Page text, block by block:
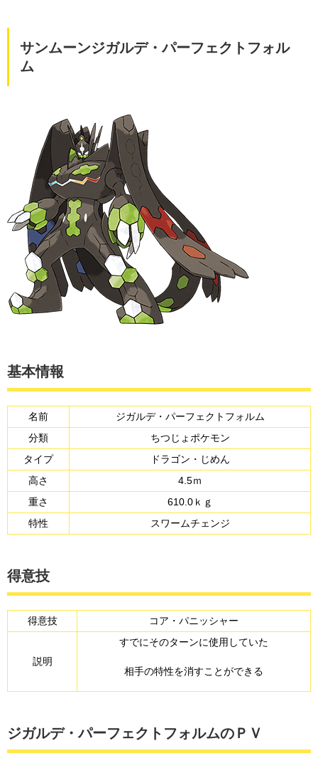
サンムーンジガルデ・パーフェクトフォル
ム
基本情報
名前
ジガルデ・パーフェクトフォルム
分類
ちつじょポケモン
タイプ
ドラゴン・じめん
高さ
4.5ｍ
重さ
610.0ｋｇ
特性
スワームチェンジ
得意技
得意技 コア・パニッシャー
説明
すでにそのターンに使用していた
相手の特性を消すことができる
ジガルデ・パーフェクトフォルムのＰＶ